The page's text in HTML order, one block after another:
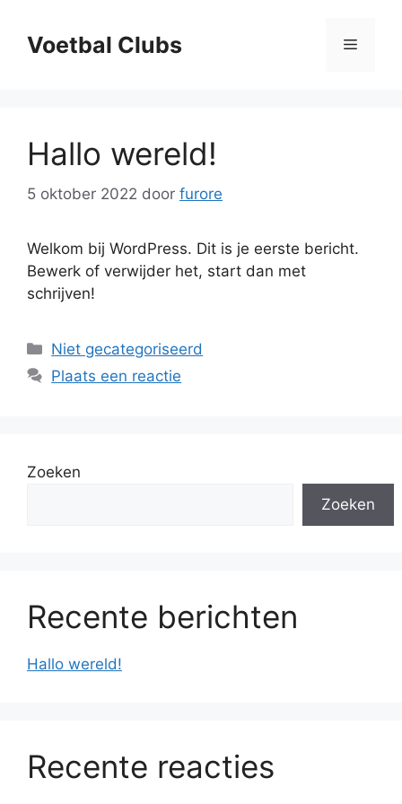
naarVoetbal Clubs Menu
Hallo wereld!
5 oktober 2022 door furore
Welkom bij WordPress. Dit is je eerste bericht.
Bewerk of verwijder het, start dan met
schrijven!
Categorieën
Niet gecategoriseerd
Plaats een reactie
Zoeken
Zoeken
Recente berichten
Hallo wereld!
Recente reacties